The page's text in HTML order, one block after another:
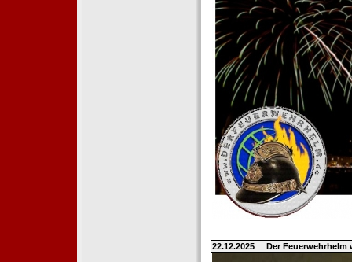
22.12.2025 Der